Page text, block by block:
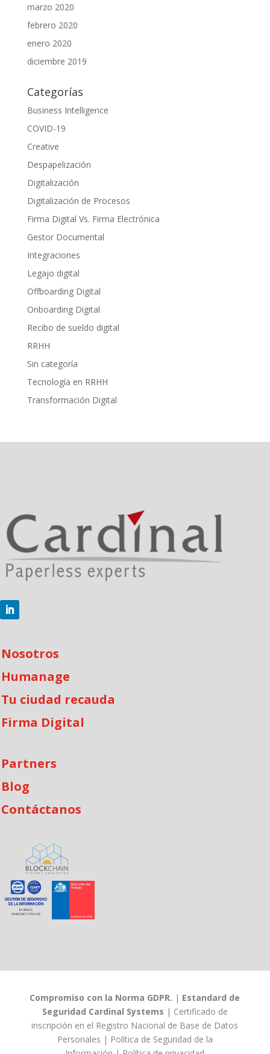
marzo 2020
febrero 2020
enero 2020
diciembre 2019
Categorías
Business Intelligence
COVID-19
Creative
Despapelización
Digitalización
Digitalización de Procesos
Firma Digital Vs. Firma Electrónica
Gestor Documental
Integraciones
Legajo digital
Offboarding Digital
Onboarding Digital
Recibo de sueldo digital
RRHH
Sin categoría
Tecnología en RRHH
Transformación Digital
Nosotros
Humanage
Tu ciudad recauda
Firma Digital
Partners
Blog
Contáctanos
Compromiso con la Norma GDPR. | Estandard de
Seguridad Cardinal Systems | Certificado de
inscripción en el Registro Nacional de Base de Datos
Personales | Política de Seguridad de la